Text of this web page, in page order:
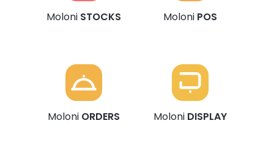
Moloni STOCKS Moloni POS
Moloni ORDERS Moloni DISPLAY